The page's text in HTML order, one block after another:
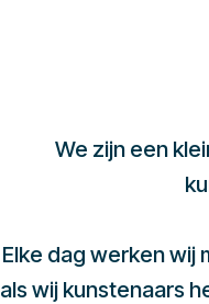
We zijn een
Elke dag werken wij
als wij kunstenaars